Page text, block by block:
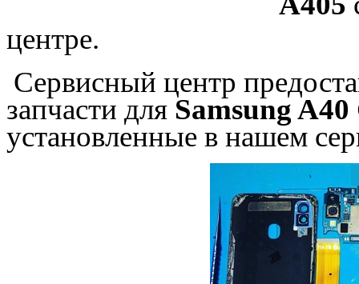
центре.
Сервисный центр
запчасти для Samsung
установленные в нашем